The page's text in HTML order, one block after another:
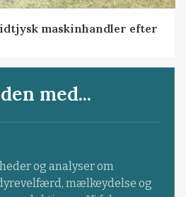
maskinhandler efter
med...
og analyser om
mælkeydelse og